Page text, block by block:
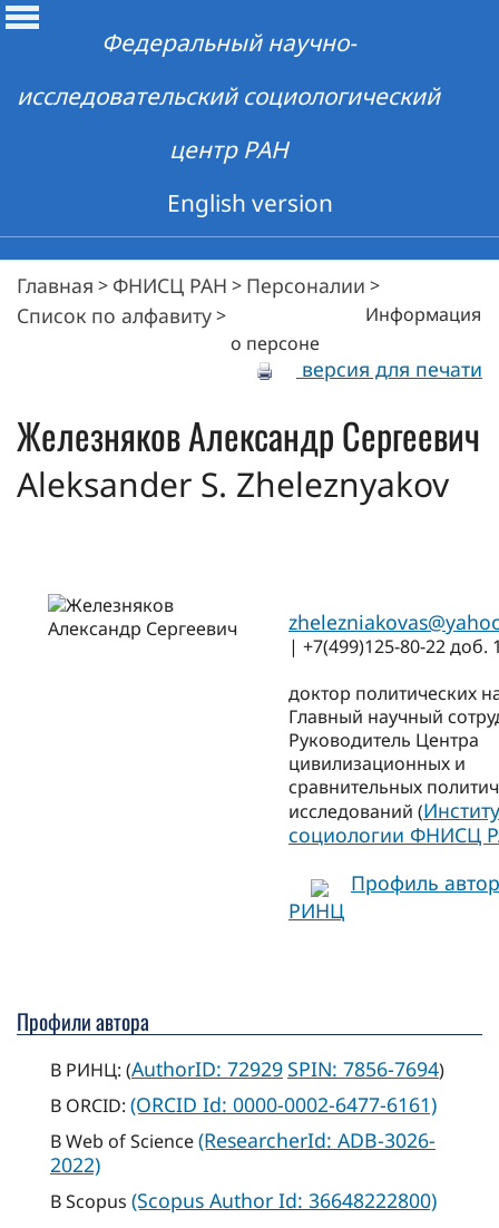
Федеральный научно-
исследовательский социологический
центр РАН
English version
Главная > ФНИСЦ РАН > Персоналии >
Список по алфавиту>
Информация
о персоне
версия для печати
ЖелезняковАлександр Сергеевич
Aleksander S. Zheleznyakov
| +7(499)125-80-22 доб.
доктор политических
Главный научный
Руководитель Центра
цивилизационных и
сравнительных
исследований (
социологии ФНИСЦ
Профиль
РИНЦ
Профили автора
В РИНЦ: (AuthorID: 72929 SPIN: 7856-7694)
В ORCID: (ORCID Id: 0000-0002-6477-6161)
В Web of Science(ResearcherId: ADB-3026-
2022)
В Scopus (Scopus Author Id: 36648222800)